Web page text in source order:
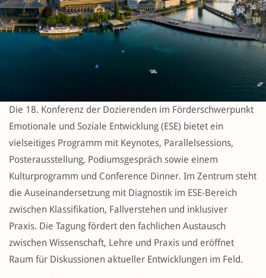
Die 18. Konferenz der Dozierenden im Förderschwerpunkt
Emotionale und Soziale Entwicklung (ESE) bietet ein
vielseitiges Programm mit Keynotes, Parallelsessions,
Posterausstellung, Podiumsgespräch sowie einem
Kulturprogramm und Conference Dinner. Im Zentrum steht
die Auseinandersetzung mit Diagnostik im ESE-Bereich
zwischen Klassifikation, Fallverstehen und inklusiver
Praxis. Die Tagung fördert den fachlichen Austausch
zwischen Wissenschaft, Lehre und Praxis und eröffnet
Raum für Diskussionen aktueller Entwicklungen im Feld.